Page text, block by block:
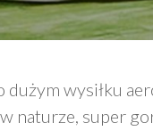
dużym wysiłku
naturze, super